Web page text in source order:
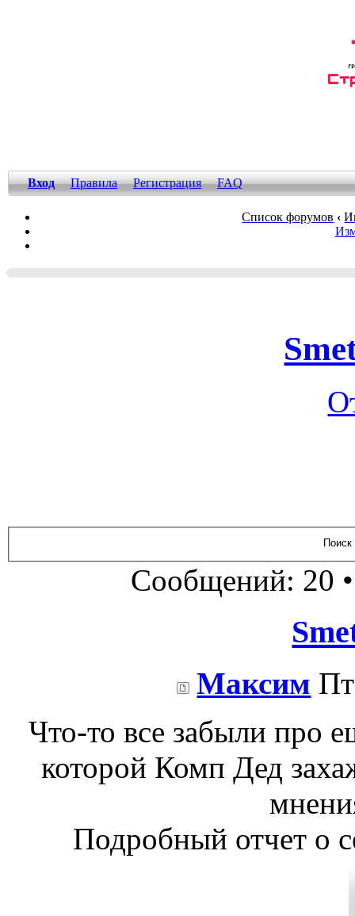
Вход Правила Регистрация FAQ
Список форумов ‹
Сообщений: 20
Максим
Что-то все забыли про
которой Комп Дед
Подробный отчет